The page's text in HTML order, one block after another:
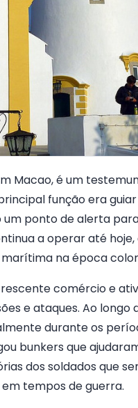
Macao, é um
função era
ponto de alerta
a operar até
na época
comércio e
e ataques. Ao longo
durante os
bunkers que
dos soldados que
tempos de guerra.